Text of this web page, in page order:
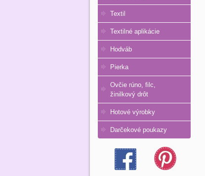
Textil
Textilné aplikácie
Hodváb
Pierka
Ovčie rúno, filc,
žinilkový drôt
Hotové výrobky
Darčekové poukazy